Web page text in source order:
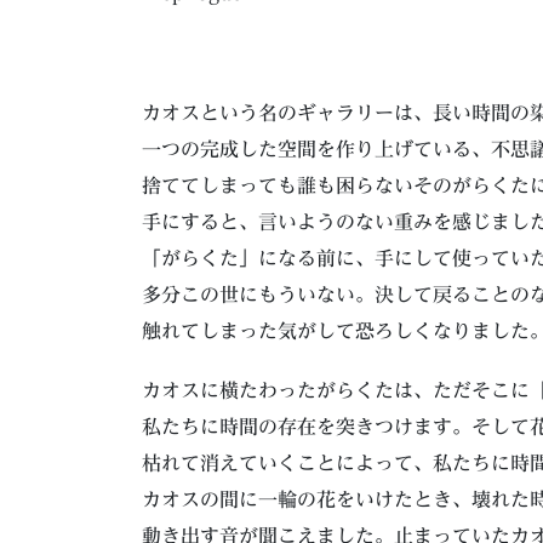
カオスという名のギャラリーは、長い時間の
一つの完成した空間を作り上げている、不思
捨ててしまっても誰も困らないそのがらくた
手にすると、言いようのない重みを感じまし
「がらくた」になる前に、手にして使ってい
多分この世にもういない。決して戻ることの
触れてしまった気がして恐ろしくなりました
カオスに横たわったがらくたは、ただそこに
私たちに時間の存在を突きつけます。そして
枯れて消えていくことによって、私たちに時
カオスの間に一輪の花をいけたとき、壊れた
動き出す音が聞こえました。止まっていたカ